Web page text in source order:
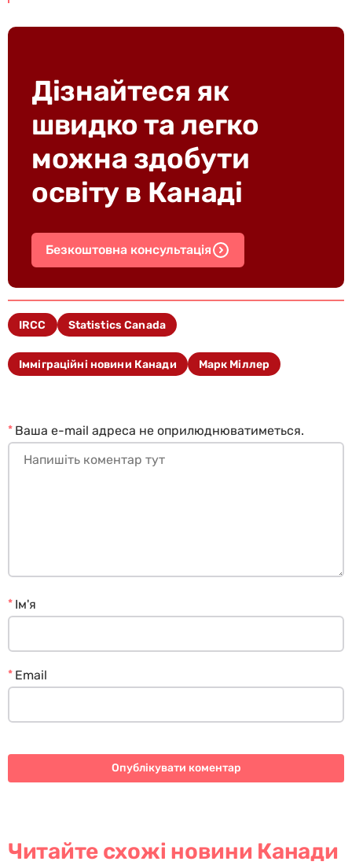
Дізнайтеся як
швидко та легко
можна здобути
освіту в Канаді
Безкоштовна консультація
IRCC Statistics Canada
Імміграційні новини Канади Марк Міллер
Ваша e-mail адреса не оприлюднюватиметься.
*
Ім'я
*
Email
*
Читайте схожі новини Канади